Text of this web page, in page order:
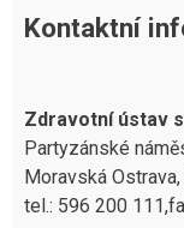
Kontaktní
Zdravotní ústav
Partyzánské
Moravská
tel.: 596 200